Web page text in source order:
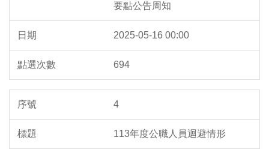
要點公告周知
2025-05-16 00:00
694
4
113年度公職人員迴避情形